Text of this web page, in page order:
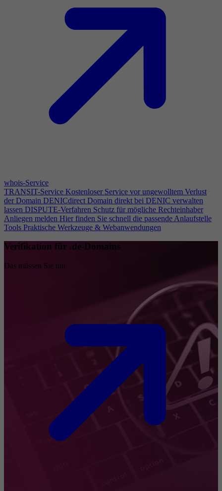
whois-Service
TRANSIT-Service Kostenloser Service vor ungewolltem Verlust
der Domain DENICdirect Domain direkt bei DENIC verwalten
lassen DISPUTE-Verfahren Schutz für mögliche Rechteinhaber
Anliegen melden Hier finden Sie schnell die passende Anlaufstelle
Tools Praktische Werkzeuge & Webanwendungen
Verifikation für .de-Domains
Das müssen Sie tun